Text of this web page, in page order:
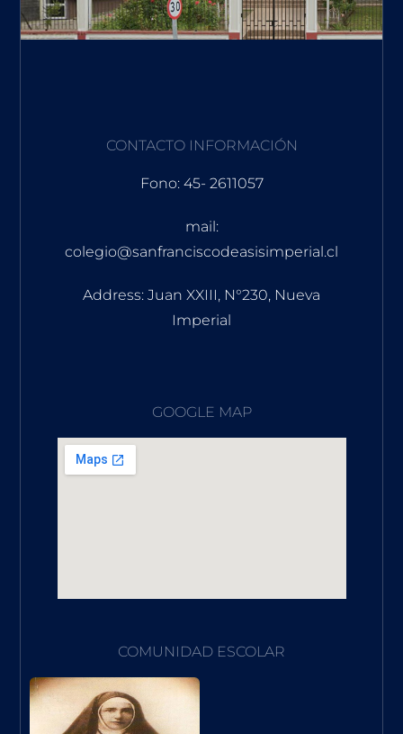
CONTACTO INFORMACIÓN
Fono: 45- 2611057
mail:
colegio@sanfranciscodeasisimperial.cl
Address: Juan XXIII, N°230, Nueva
Imperial
GOOGLE MAP
COMUNIDAD ESCOLAR